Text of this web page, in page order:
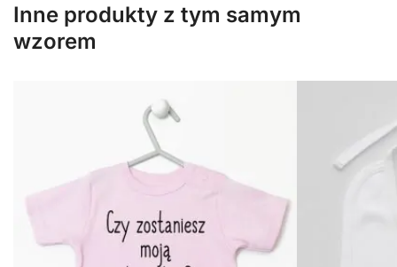
Inne produkty z tym samym
wzorem